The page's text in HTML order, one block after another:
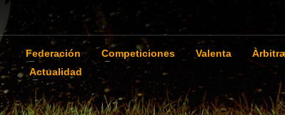
Federación Competiciones Valenta
Actualidad